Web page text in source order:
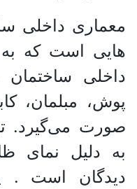
معماری داخلی
هایی است که
داخلی
پوش، مبلمان،
صورت می‌گیرد.
به دلیل نمای
دیدگان است